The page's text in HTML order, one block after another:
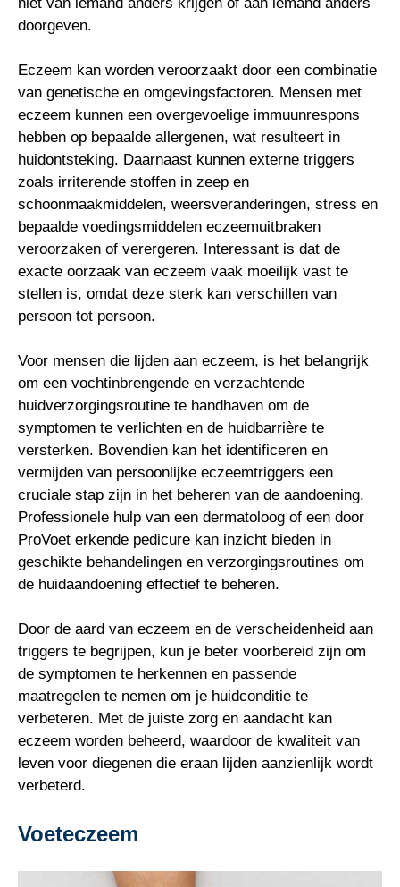
doorgeven.
Eczeem kan worden veroorzaakt door een combinatie
van genetische en omgevingsfactoren. Mensen met
eczeem kunnen een overgevoelige immuunrespons
hebben op bepaalde allergenen, wat resulteert in
huidontsteking. Daarnaast kunnen externe triggers
zoals irriterende stoffen in zeep en
schoonmaakmiddelen, weersveranderingen, stress en
bepaalde voedingsmiddelen eczeemuitbraken
veroorzaken of verergeren. Interessant is dat de
exacte oorzaak van eczeem vaak moeilijk vast te
stellen is, omdat deze sterk kan verschillen van
persoon tot persoon.
Voor mensen die lijden aan eczeem, is het belangrijk
om een vochtinbrengende en verzachtende
huidverzorgingsroutine te handhaven om de
symptomen te verlichten en de huidbarrière te
versterken. Bovendien kan het identificeren en
vermijden van persoonlijke eczeemtriggers een
cruciale stap zijn in het beheren van de aandoening.
Professionele hulp van een dermatoloog of een door
ProVoet erkende pedicure kan inzicht bieden in
geschikte behandelingen en verzorgingsroutines om
de huidaandoening effectief te beheren.
Door de aard van eczeem en de verscheidenheid aan
triggers te begrijpen, kun je beter voorbereid zijn om
de symptomen te herkennen en passende
maatregelen te nemen om je huidconditie te
verbeteren. Met de juiste zorg en aandacht kan
eczeem worden beheerd, waardoor de kwaliteit van
leven voor diegenen die eraan lijden aanzienlijk wordt
verbeterd.
Voeteczeem